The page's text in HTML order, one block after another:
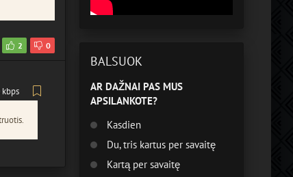
2 0
kbps
BALSUOK
AR DAŽNAI PAS MUS
APSILANKOTE?
Kasdien
Du, tris kartus per savaitę
Kartą per savaitę